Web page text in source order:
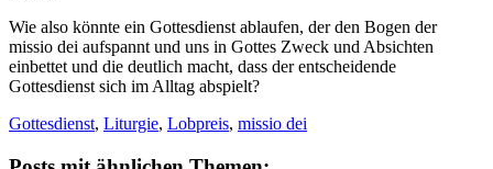
Wie also könnte ein Gottesdienst ablaufen, der den Bogen der
missio dei aufspannt und uns in Gottes Zweck und Absichten
einbettet und die deutlich macht, dass der entscheidende
Gottesdienst sich im Alltag abspielt?
Gottesdienst, Liturgie, Lobpreis, missio dei